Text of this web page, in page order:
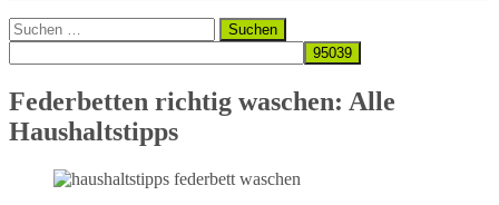
Suchen
nach:
Federbetten richtig waschen: Alle
Haushaltstipps